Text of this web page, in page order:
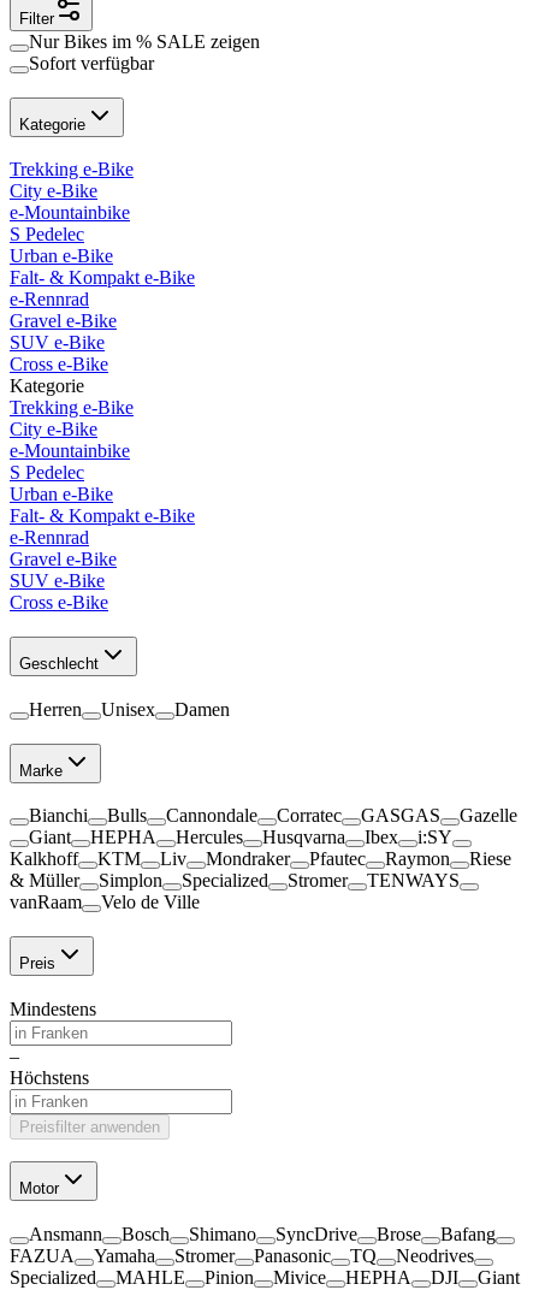
Filter
Nur Bikes im % SALE zeigen
Sofort verfügbar
Kategorie
Trekking e-Bike
City e-Bike
e-Mountainbike
S Pedelec
Urban e-Bike
Falt- & Kompakt e-Bike
e-Rennrad
Gravel e-Bike
SUV e-Bike
Cross e-Bike
Kategorie
Trekking e-Bike
City e-Bike
e-Mountainbike
S Pedelec
Urban e-Bike
Falt- & Kompakt e-Bike
e-Rennrad
Gravel e-Bike
SUV e-Bike
Cross e-Bike
Geschlecht
Herren Unisex Damen
Marke
Bianchi Bulls Cannondale Corratec GASGAS
Gazelle
Giant
HEPHA Hercules Husqvarna Ibex
i:SY
Kalkhoff
KTM Liv Mondraker Pfautec Raymon
Riese
& Müller
Simplon Specialized Stromer
TENWAYS
vanRaam
Velo de Ville
Preis
Mindestens
–
Höchstens
Preisfilter anwenden
Motor
Ansmann Bosch Shimano SyncDrive Brose
Bafang
FAZUA
Yamaha Stromer Panasonic TQ
Neodrives
Specialized
MAHLE Pinion Mivice HEPHA DJI Giant